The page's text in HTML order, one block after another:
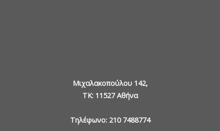
Μιχαλακοπούλου 142,
TK: 11527 Αθήνα
Τηλέφωνο: 210 7488774